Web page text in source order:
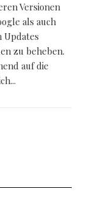
Versionen
als auch
Updates
zu beheben.
auf die